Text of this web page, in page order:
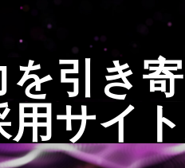
を引き
用サイ